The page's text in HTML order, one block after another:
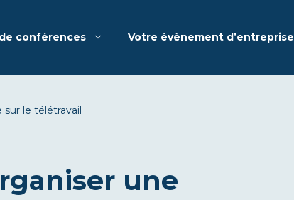
conférences Votre évènement d’entreprise
le télétravail
une